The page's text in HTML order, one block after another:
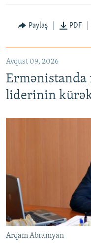
Paylaş PDF
Avqust 09, 2026
liderinin
Arqam Abramyan